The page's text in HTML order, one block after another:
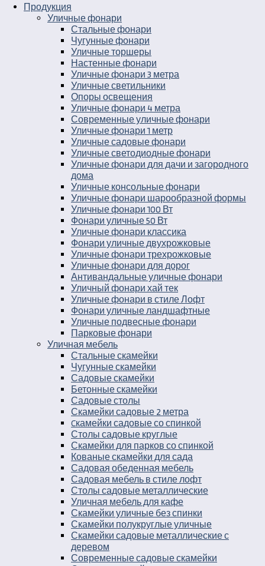
Продукция
Уличные фонари
Стальные фонари
Чугунные фонари
Уличные торшеры
Настенные фонари
Уличные фонари 3 метра
Уличные светильники
Опоры освещения
Уличные фонари 4 метра
Современные уличные фонари
Уличные фонари 1 метр
Уличные садовые фонари
Уличные светодиодные фонари
Уличные фонари для дачи и загородного
дома
Уличные консольные фонари
Уличные фонари шарообразной формы
Уличные фонари 100 Вт
Фонари уличные 50 Вт
Уличные фонари классика
Фонари уличные двухрожковые
Уличные фонари трехрожковые
Уличные фонари для дорог
Антивандальные уличные фонари
Уличный фонари хай тек
Уличные фонари в стиле Лофт
Фонари уличные ландшафтные
Уличные подвесные фонари
Парковые фонари
Уличная мебель
Стальные скамейки
Чугунные скамейки
Садовые скамейки
Бетонные скамейки
Садовые столы
Скамейки садовые 2 метра
Cкамейки садовые со спинкой
Столы садовые круглые
Скамейки для парков со спинкой
Кованые скамейки для сада
Садовая обеденная мебель
Садовая мебель в стиле лофт
Столы садовые металлические
Уличная мебель для кафе
Скамейки уличные без спинки
Скамейки полукруглые уличные
Скамейки садовые металлические с
деревом
Современные садовые скамейки